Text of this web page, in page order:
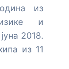
из
и
2018.
из 11